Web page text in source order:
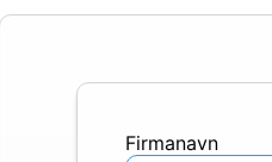
firmanavn